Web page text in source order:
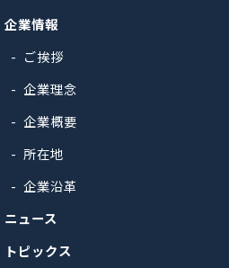
企業情報
ご挨拶
企業理念
企業概要
所在地
企業沿革
ニュース
トピックス